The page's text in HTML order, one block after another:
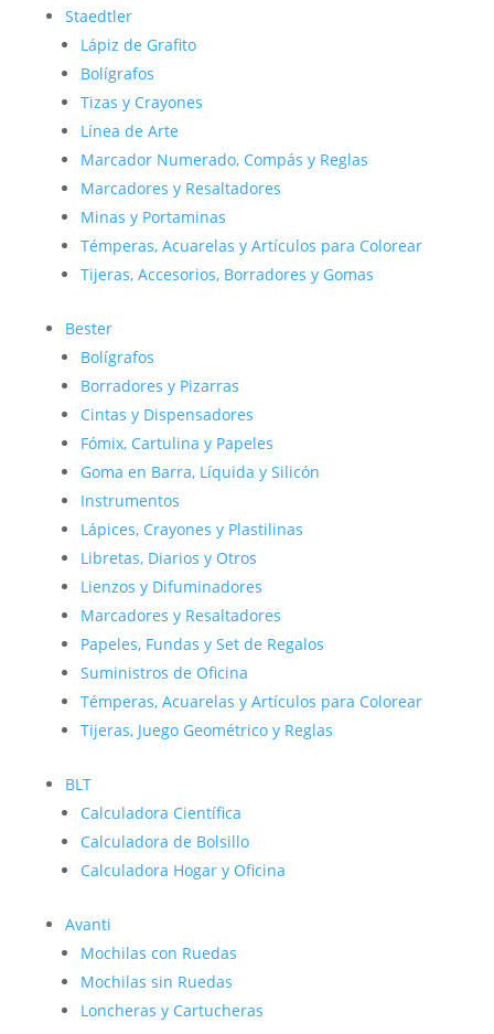
Staedtler
Lápiz de Grafito
Bolígrafos
Tizas y Crayones
Línea de Arte
Marcador Numerado, Compás y Reglas
Marcadores y Resaltadores
Minas y Portaminas
Témperas, Acuarelas y Artículos para Colorear
Tijeras, Accesorios, Borradores y Gomas
Bester
Bolígrafos
Borradores y Pizarras
Cintas y Dispensadores
Fómix, Cartulina y Papeles
Goma en Barra, Líquida y Silicón
Instrumentos
Lápices, Crayones y Plastilinas
Libretas, Diarios y Otros
Lienzos y Difuminadores
Marcadores y Resaltadores
Papeles, Fundas y Set de Regalos
Suministros de Oficina
Témperas, Acuarelas y Artículos para Colorear
Tijeras, Juego Geométrico y Reglas
BLT
Calculadora Científica
Calculadora de Bolsillo
Calculadora Hogar y Oficina
Avanti
Mochilas con Ruedas
Mochilas sin Ruedas
Loncheras y Cartucheras